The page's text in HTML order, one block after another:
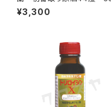
ml ｜全芋焼酎｜黄金酒造
¥3,300